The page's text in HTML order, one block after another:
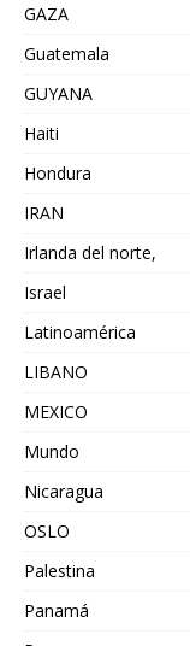
GAZA
Guatemala
GUYANA
Haiti
Hondura
IRAN
Irlanda del norte,
Israel
Latinoamérica
LIBANO
MEXICO
Mundo
Nicaragua
OSLO
Palestina
Panamá